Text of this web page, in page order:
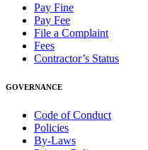
Pay Fine
Pay Fee
File a Complaint
Fees
Contractor’s Status
GOVERNANCE
Code of Conduct
Policies
By-Laws